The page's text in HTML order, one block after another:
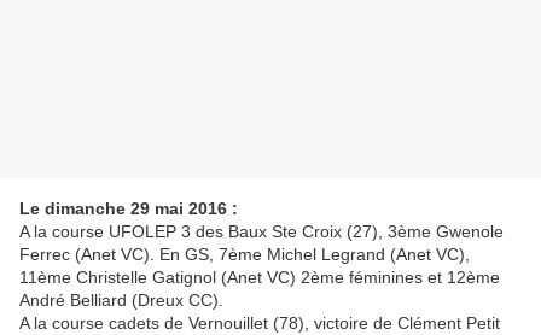
Le dimanche 29 mai 2016 :
A la course UFOLEP 3 des Baux Ste Croix (27), 3ème Gwenole
Ferrec (Anet VC). En GS, 7ème Michel Legrand (Anet VC),
11ème Christelle Gatignol (Anet VC) 2ème féminines et 12ème
André Belliard (Dreux CC).
A la course cadets de Vernouillet (78), victoire de Clément Petit